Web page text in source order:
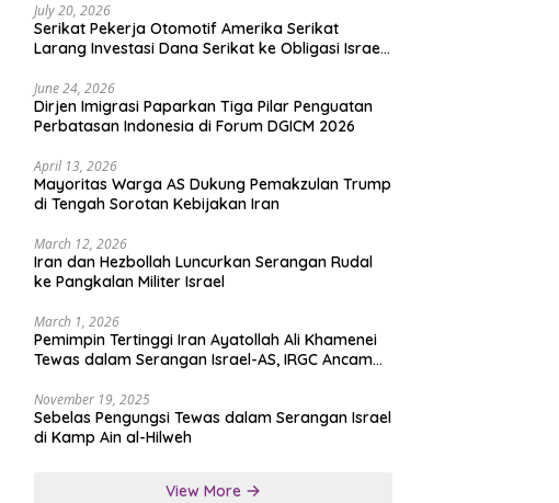
July 20, 2026
Serikat Pekerja Otomotif Amerika Serikat
Larang Investasi Dana Serikat ke Obligasi Israel,
June 24, 2026
Dirjen Imigrasi Paparkan Tiga Pilar Penguatan
Perbatasan Indonesia di Forum DGICM 2026
April 13, 2026
Mayoritas Warga AS Dukung Pemakzulan Trump
di Tengah Sorotan Kebijakan Iran
March 12, 2026
Iran dan Hezbollah Luncurkan Serangan Rudal
ke Pangkalan Militer Israel
March 1, 2026
Pemimpin Tertinggi Iran Ayatollah Ali Khamenei
Tewas dalam Serangan Israel-AS, IRGC Ancam
November 19, 2025
Sebelas Pengungsi Tewas dalam Serangan Israel
di Kamp Ain al-Hilweh
View More